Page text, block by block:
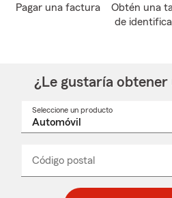
Pagar una factura
Obtén una
de
¿Le gustaría
Seleccione un producto
desplegable
Código postal
_____